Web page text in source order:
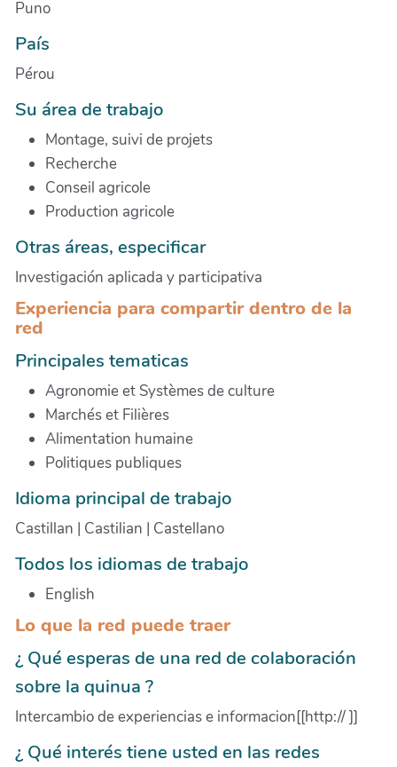
Puno
País
Pérou
Su área de trabajo
Montage, suivi de projets
Recherche
Conseil agricole
Production agricole
Otras áreas, especificar
Investigación aplicada y participativa
Experiencia para compartir dentro de la
red
Principales tematicas
Agronomie et Systèmes de culture
Marchés et Filières
Alimentation humaine
Politiques publiques
Idioma principal de trabajo
Castillan | Castilian | Castellano
Todos los idiomas de trabajo
English
Lo que la red puede traer
¿ Qué esperas de una red de colaboración
sobre la quinua ?
Intercambio de experiencias e informacion[[http:// ]]
¿ Qué interés tiene usted en las redes